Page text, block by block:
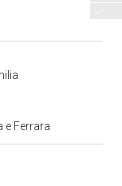
e Ferrara